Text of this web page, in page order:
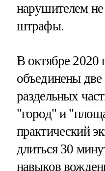
нарушителем
штрафы.
В октябре 2020
объединены
раздельных
"город" и
практический
длиться 30
навыков